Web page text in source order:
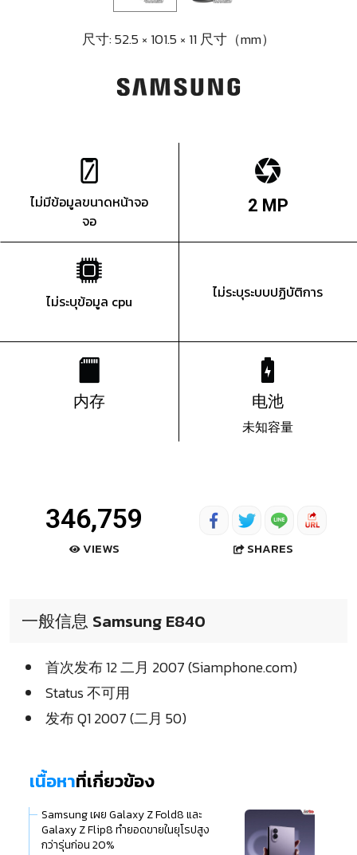
尺寸: 52.5 × 101.5 × 11 尺寸（mm）
ไม่มีข้อมูลขนาดหน้าจอ
จอ
2 MP
ไม่ระบุข้อมูล cpu ไม่ระบุระบบปฏิบัติการ
内存 电池
未知容量
346,759
VIEWS SHARES
一般信息 Samsung E840
首次发布 12 二月 2007 (Siamphone.com)
Status 不可用
发布 Q1 2007 (二月 50)
เนื้อหาที่เกี่ยวข้อง
Samsung เผย Galaxy Z Fold8 และ
Galaxy Z Flip8 ทำยอดขายในยุโรปสูง
กว่ารุ่นก่อน 20%